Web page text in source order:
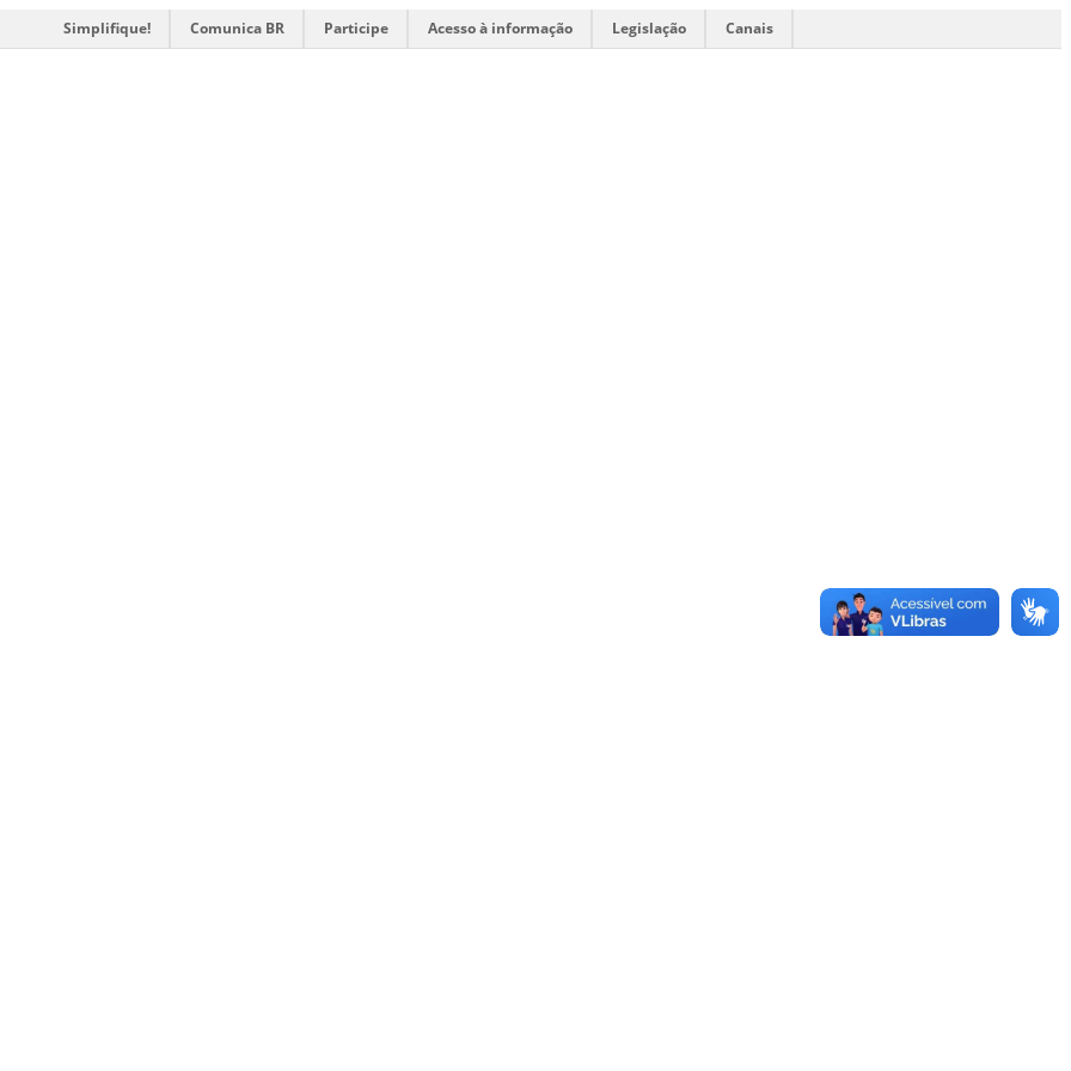
Simplifique! Comunica BR Participe Acesso à informação Legislação Canais